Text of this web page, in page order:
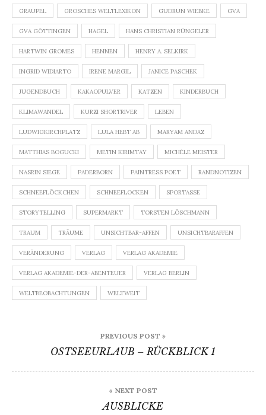
GRAUPEL GROSCHES WELTLEXIKON GUDRUN WIEBKE GVA
GVA GÖTTINGEN HAGEL HANS CHRISTIAN RÜNGELER
HARTWIN GROMES HENNEN HENRY A. SELKIRK
INGRID WIDIARTO IRENE MARGIL JANICE PASCHEK
JUGENDBUCH KAKAOPULVER KATZEN KINDERBUCH
KLIMAWANDEL KURZI SHORTRIVER LEBEN
LUDWIGKIRCHPLATZ LULA HEBT AB MARYAM ANDAZ
MATTHIAS BOGUCKI METIN KIRIMTAY MICHÈLE MEISTER
NASRIN SIEGE PADERBORN PAINTRESS POET RANDNOTIZEN
SCHNEEFLÖCKCHEN SCHNEEFLOCKEN SPORTASSE
STORYTELLING SUPERMARKT TORSTEN LÖSCHMANN
TRAUM TRÄUME UNSICHTBAR-AFFEN UNSICHTBARAFFEN
VERÄNDERUNG VERLAG VERLAG AKADEMIE
VERLAG AKADEMIE-DER-ABENTEUER VERLAG BERLIN
WELTBEOBACHTUNGEN WELTWEIT
PREVIOUS POST »
OSTSEEURLAUB – RÜCKBLICK 1
« NEXT POST
AUSBLICKE